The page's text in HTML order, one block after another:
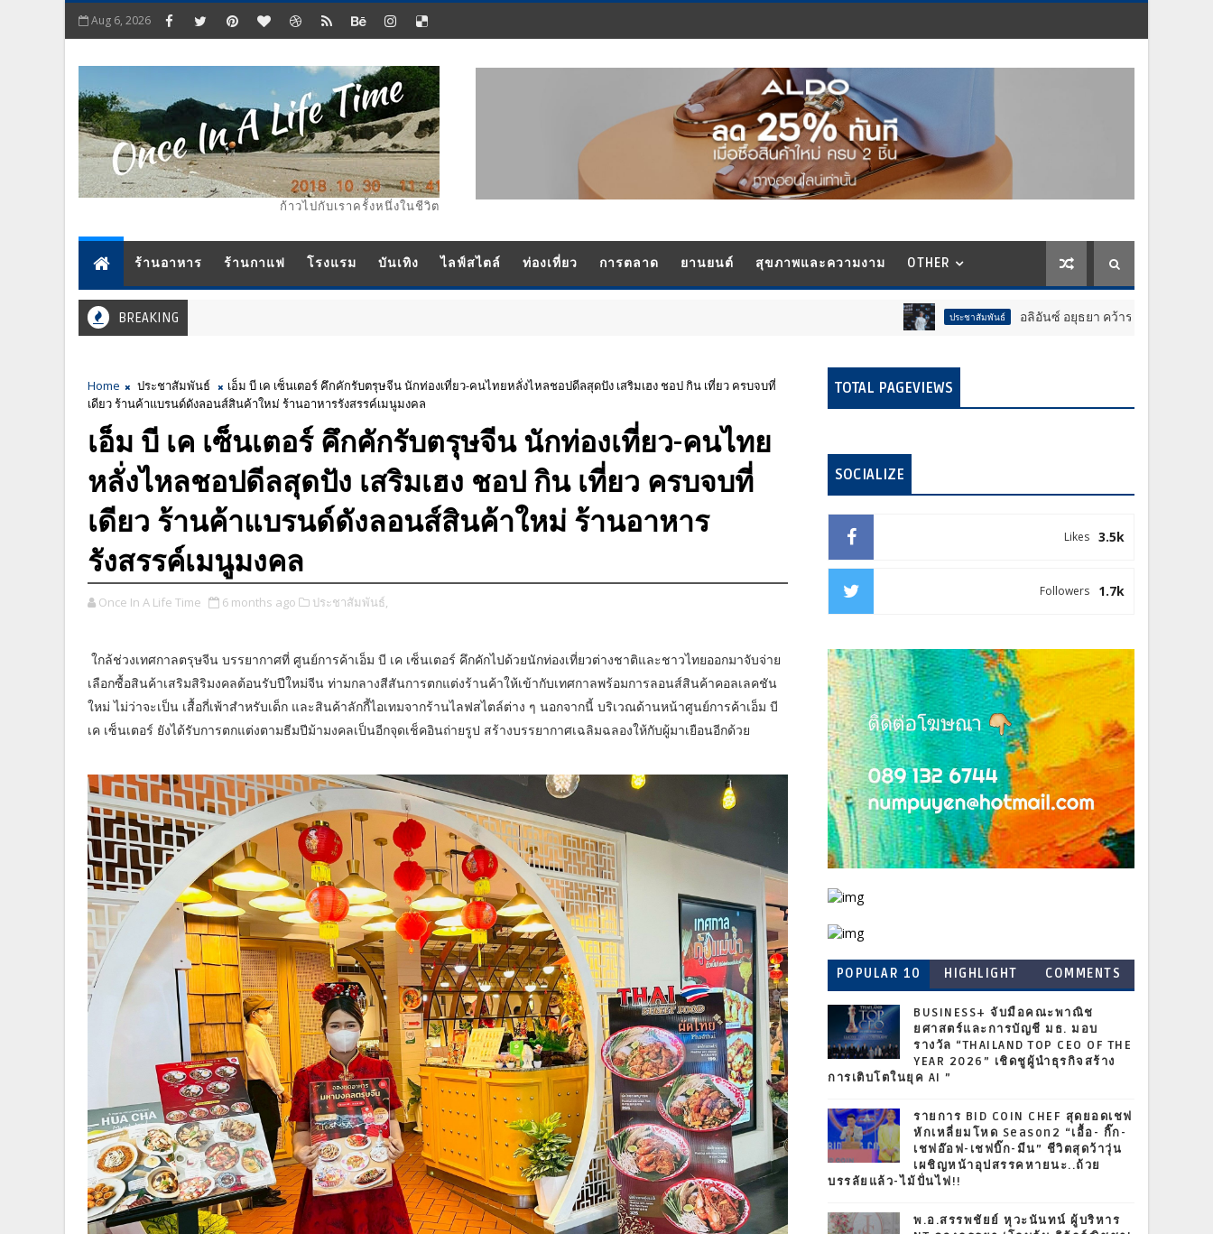
Aug 6, 2026
ก้าวไปกับเราครั้งหนึ่งในชีวิต
ร้านอาหาร ร้านกาแฟ โรงแรม บันเทิง ไลฟ์สไตล์ ท่องเที่ยว การตลาด ยานยนต์ สุขภาพและความงาม OTHER
BREAKING อลิอันซ์ อยุธยา คว้ารางวัล Trusted Life Partner
Home ประชาสัมพันธ์
เอ็ม บี เค เซ็นเตอร์ คึกคักรับตรุษจีน นักท่องเที่ยว-คนไทยหลั่งไหลชอปดีลสุดปัง เสริมเฮง ชอป กิน เที่ยว ครบจบที่
เดียว ร้านค้าแบรนด์ดังลอนส์สินค้าใหม่ ร้านอาหารรังสรรค์เมนูมงคล
เอ็ม บี เค เซ็นเตอร์ คึกคักรับตรุษจีน นักท่องเที่ยว-คนไทย
หลั่งไหลชอปดีลสุดปัง เสริมเฮง ชอป กิน เที่ยว ครบจบที่
เดียว ร้านค้าแบรนด์ดังลอนส์สินค้าใหม่ ร้านอาหาร
รังสรรค์เมนูมงคล
Once In A Life Time 6 months ago ประชาสัมพันธ์,
ใกล้ช่วงเทศกาลตรุษจีน บรรยากาศที่ ศูนย์การค้าเอ็ม บี เค เซ็นเตอร์ คึกคักไปด้วยนักท่องเที่ยวต่างชาติและชาวไทยออกมาจับจ่าย
เลือกซื้อสินค้าเสริมสิริมงคลต้อนรับปีใหม่จีน ท่ามกลางสีสันการตกแต่งร้านค้าให้เข้ากับเทศกาลพร้อมการลอนส์สินค้าคอลเลคชัน
ใหม่ ไม่ว่าจะเป็น เสื้อกี่เพ้าสำหรับเด็ก และสินค้าลักกี้ไอเทมจากร้านไลฟสไตล์ต่าง ๆ นอกจากนี้ บริเวณด้านหน้าศูนย์การค้าเอ็ม บี
เค เซ็นเตอร์ ยังได้รับการตกแต่งตามธีมปีม้ามงคลเป็นอีกจุดเช็คอินถ่ายรูป สร้างบรรยากาศเฉลิมฉลองให้กับผู้มาเยือนอีกด้วย
TOTAL PAGEVIEWS
SOCIALIZE
3.5k
Likes
1.7k
Followers
POPULAR 10 HIGHLIGHT COMMENTS
BUSINESS+ จับมือคณะพาณิช
ยศาสตร์และการบัญชี มธ. มอบ
รางวัล “THAILAND TOP CEO OF THE
YEAR 2026” เชิดชูผู้นำธุรกิจสร้าง
การเติบโตในยุค AI ”
รายการ BID COIN CHEF สุดยอดเชฟ
หักเหลี่ยมโหด Season2 “เอื้อ- กิ๊ก-
เชฟอ๊อฟ-เชฟบิ๊ก-มีน” ชีวิตสุดว้าวุ่น
เผชิญหน้าอุปสรรคหายนะ..ถ้วย
บรรลัยแล้ว-ไม้ปั่นไฟ!!
พ.อ.สรรพชัยย์ หุวะนันทน์ ผู้บริหาร